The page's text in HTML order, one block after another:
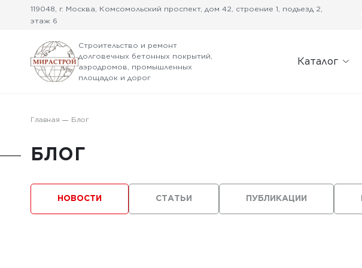
119048, г. Москва, Комсомольский проспект, дом 42, строение 1, подъезд 2,
этаж 6
Строительство и ремонт
долговечных бетонных покрытий,
аэродромов, промышленных
площадок и дорог
Каталог
Главная Блог
БЛОГ
ПУБЛИКАЦИИ
НОВОСТИ СТАТЬИ